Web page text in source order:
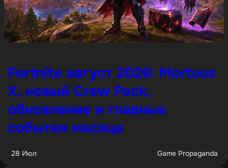
Fortnite август 2026: Mortuus
X, новый Crew Pack,
обновление и главные
события месяца
28 Июл Game Propaganda